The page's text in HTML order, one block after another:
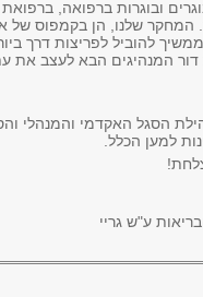
ובוגרות ברפואה,
המחקר שלנו, הן בקמפוס של
להוביל לפריצות דרך
המנהיגים הבא לעצב את
הסגל האקדמי והמנהלי
למען הכלל.
ע"ש גריי